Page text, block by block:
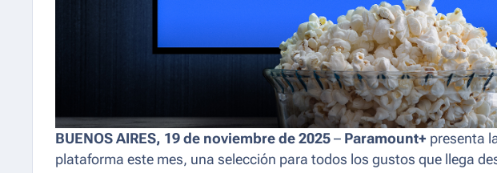
BUENOS AIRES, 19 de noviembre de 2025 – Paramount+ presenta
plataforma este mes, una selección para todos los gustos que llega